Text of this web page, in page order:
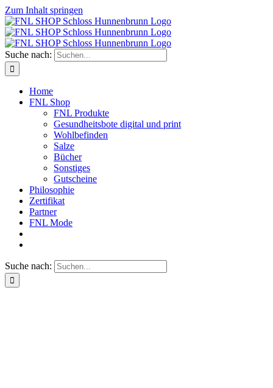
Zum Inhalt springen
Suche nach:
Home
FNL Shop
FNL Produkte
Gesundheitsbote digital und print
Wohlbefinden
Salze
Bücher
Sonstiges
Gutscheine
Philosophie
Zertifikat
Partner
FNL Mode
Suche nach: